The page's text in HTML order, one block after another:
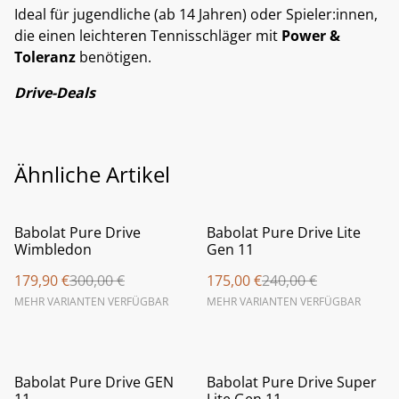
Ideal für jugendliche (ab 14 Jahren) oder Spieler:innen,
die einen leichteren Tennisschläger mit Power &
Toleranz benötigen.
Drive-Deals
Ähnliche Artikel
%
Babolat Pure Drive
Wimbledon
179,90 €300,00 €
MEHR VARIANTEN VERFÜGBAR
%
Babolat Pure Drive Lite
Gen 11
175,00 €240,00 €
MEHR VARIANTEN VERFÜGBAR
%
Babolat Pure Drive GEN
%
Babolat Pure Drive Super